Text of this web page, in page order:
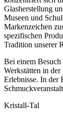
Glasherstellung
Museen und
Markenzeichen
spezifischen
Tradition unserer
Bei einem
Werkstätten in
Erlebnisse. In der
Kristall-Tal